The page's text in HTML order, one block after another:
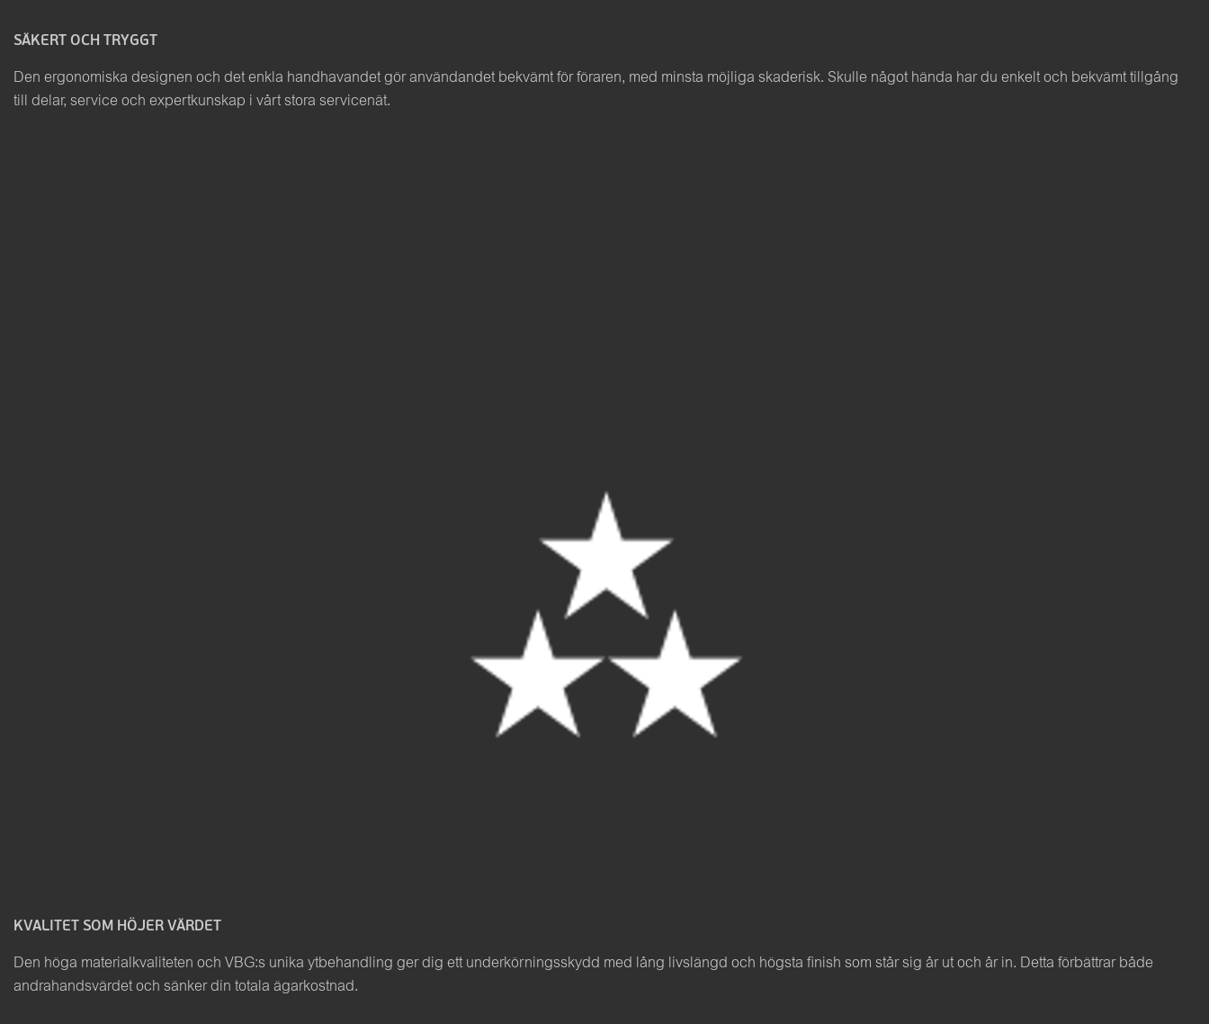
SÄKERT OCH TRYGGT
Den ergonomiska designen och det enkla handhavandet gör användandet bekvämt för föraren, med minsta möjliga skaderisk. Skulle något hända har du enkelt och bekvämt tillgång
till delar, service och expertkunskap i vårt stora servicenät.
KVALITET SOM HÖJER VÄRDET
Den höga materialkvaliteten och VBG:s unika ytbehandling ger dig ett underkörningsskydd med lång livslängd och högsta finish som står sig år ut och år in. Detta förbättrar både
andrahandsvärdet och sänker din totala ägarkostnad.